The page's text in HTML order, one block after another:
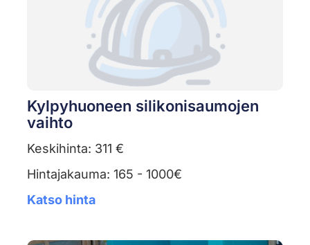
Kylpyhuoneen silikonisaumojen
vaihto
Keskihinta: 311 €
Hintajakauma: 165 - 1000€
Katso hinta